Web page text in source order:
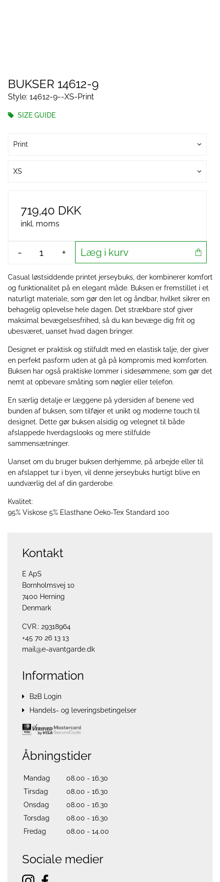
BUKSER 14612-9
Style: 14612-9--XS-Print
SIZE GUIDE
Print
XS
719,40 DKK
inkl. moms
- + Læg i kurv
Casual løstsiddende printet jerseybuks, der kombinerer komfort
og funktionalitet på en elegant måde. Buksen er fremstillet i et
naturligt materiale, som gør den let og åndbar, hvilket sikrer en
behagelig oplevelse hele dagen. Det strækbare stof giver
maksimal bevægelsesfrihed, så du kan bevæge dig frit og
ubesværet, uanset hvad dagen bringer.
Designet er praktisk og stilfuldt med en elastisk talje, der giver
en perfekt pasform uden at gå på kompromis med komforten.
Buksen har også praktiske lommer i sidesømmene, som gør det
nemt at opbevare småting som nøgler eller telefon.
En særlig detalje er læggene på ydersiden af benene ved
bunden af buksen, som tilføjer et unikt og moderne touch til
designet. Dette gør buksen alsidig og velegnet til både
afslappede hverdagslooks og mere stilfulde
sammensætninger.
Uanset om du bruger buksen derhjemme, på arbejde eller til
en afslappet tur i byen, vil denne jerseybuks hurtigt blive en
uundværlig del af din garderobe.
Kvalitet:
95% Viskose 5% Elasthane Oeko-Tex Standard 100
Kontakt
E ApS
Bornholmsvej 10
7400 Herning
Denmark
CVR.: 29318964
+45 70 26 13 13
mail@e-avantgarde.dk
Information
B2B Login
Handels- og leveringsbetingelser
Åbningstider
Mandag
08.00 - 16.30
Tirsdag
08.00 - 16.30
Onsdag
08.00 - 16.30
Torsdag
08.00 - 16.30
Fredag
08.00 - 14.00
Sociale medier
instagram
facebook